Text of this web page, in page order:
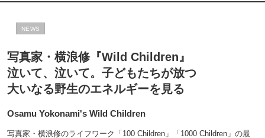
NEWS
写真家・横浪修『Wild Children』
泣いて、泣いて。子どもたちが放つ
大いなる野生のエネルギーを見る
Osamu Yokonami's Wild Children
写真家・横浪修のライフワーク「100 Children」「1000 Children」の最